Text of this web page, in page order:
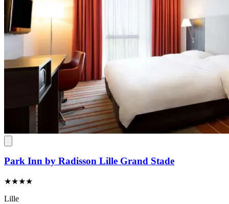
Park Inn by Radisson Lille Grand Stade
★★★★
Lille